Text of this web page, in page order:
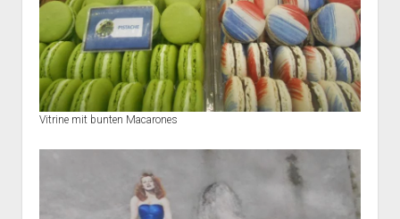
Vitrine mit bunten Macarones